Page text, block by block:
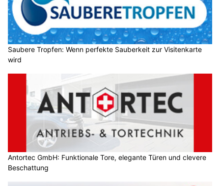
Saubere Tropfen: Wenn perfekte Sauberkeit zur Visitenkarte
wird
Antortec GmbH: Funktionale Tore, elegante Türen und clevere
Beschattung